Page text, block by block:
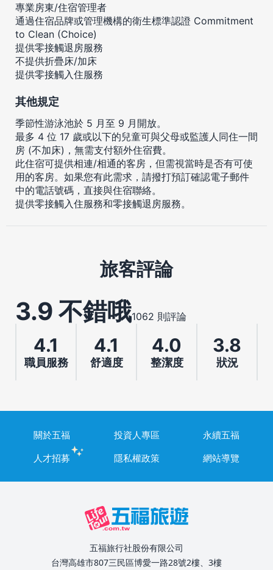
專業房東/住宿管理者
通過住宿品牌或管理機構的衛生標準認證 Commitment
to Clean (Choice)
提供零接觸退房服務
不提供折疊床/加床
提供零接觸入住服務
其他規定
季節性游泳池於 5 月至 9 月開放。
最多 4 位 17 歲或以下的兒童可與父母或監護人同住一間
房 (不加床)，無需支付額外住宿費。
此住宿可提供相連/相通的客房，但需視當時是否有可使
用的客房。如果您有此需求，請撥打預訂確認電子郵件
中的電話號碼，直接與住宿聯絡。
提供零接觸入住服務和零接觸退房服務。
旅客評論
3.9 不錯哦1062 則評論
4.1
職員服務
4.1
舒適度
4.0
整潔度
3.8
狀況
關於五福 投資人專區
永續五福
人才招募
隱私權政策 網站導覽
五福旅行社股份有限公司
台灣高雄市807三民區博愛一路28號2樓、3樓